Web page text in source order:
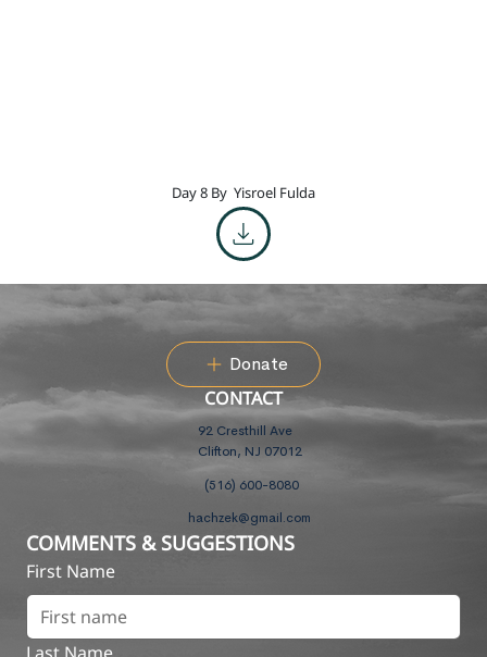
Day 8 By Yisroel Fulda
Donate
CONTACT
92 Cresthill Ave
Clifton, NJ 07012
(516) 600-8080
hachzek@gmail.com
COMMENTS & SUGGESTIONS
First Name